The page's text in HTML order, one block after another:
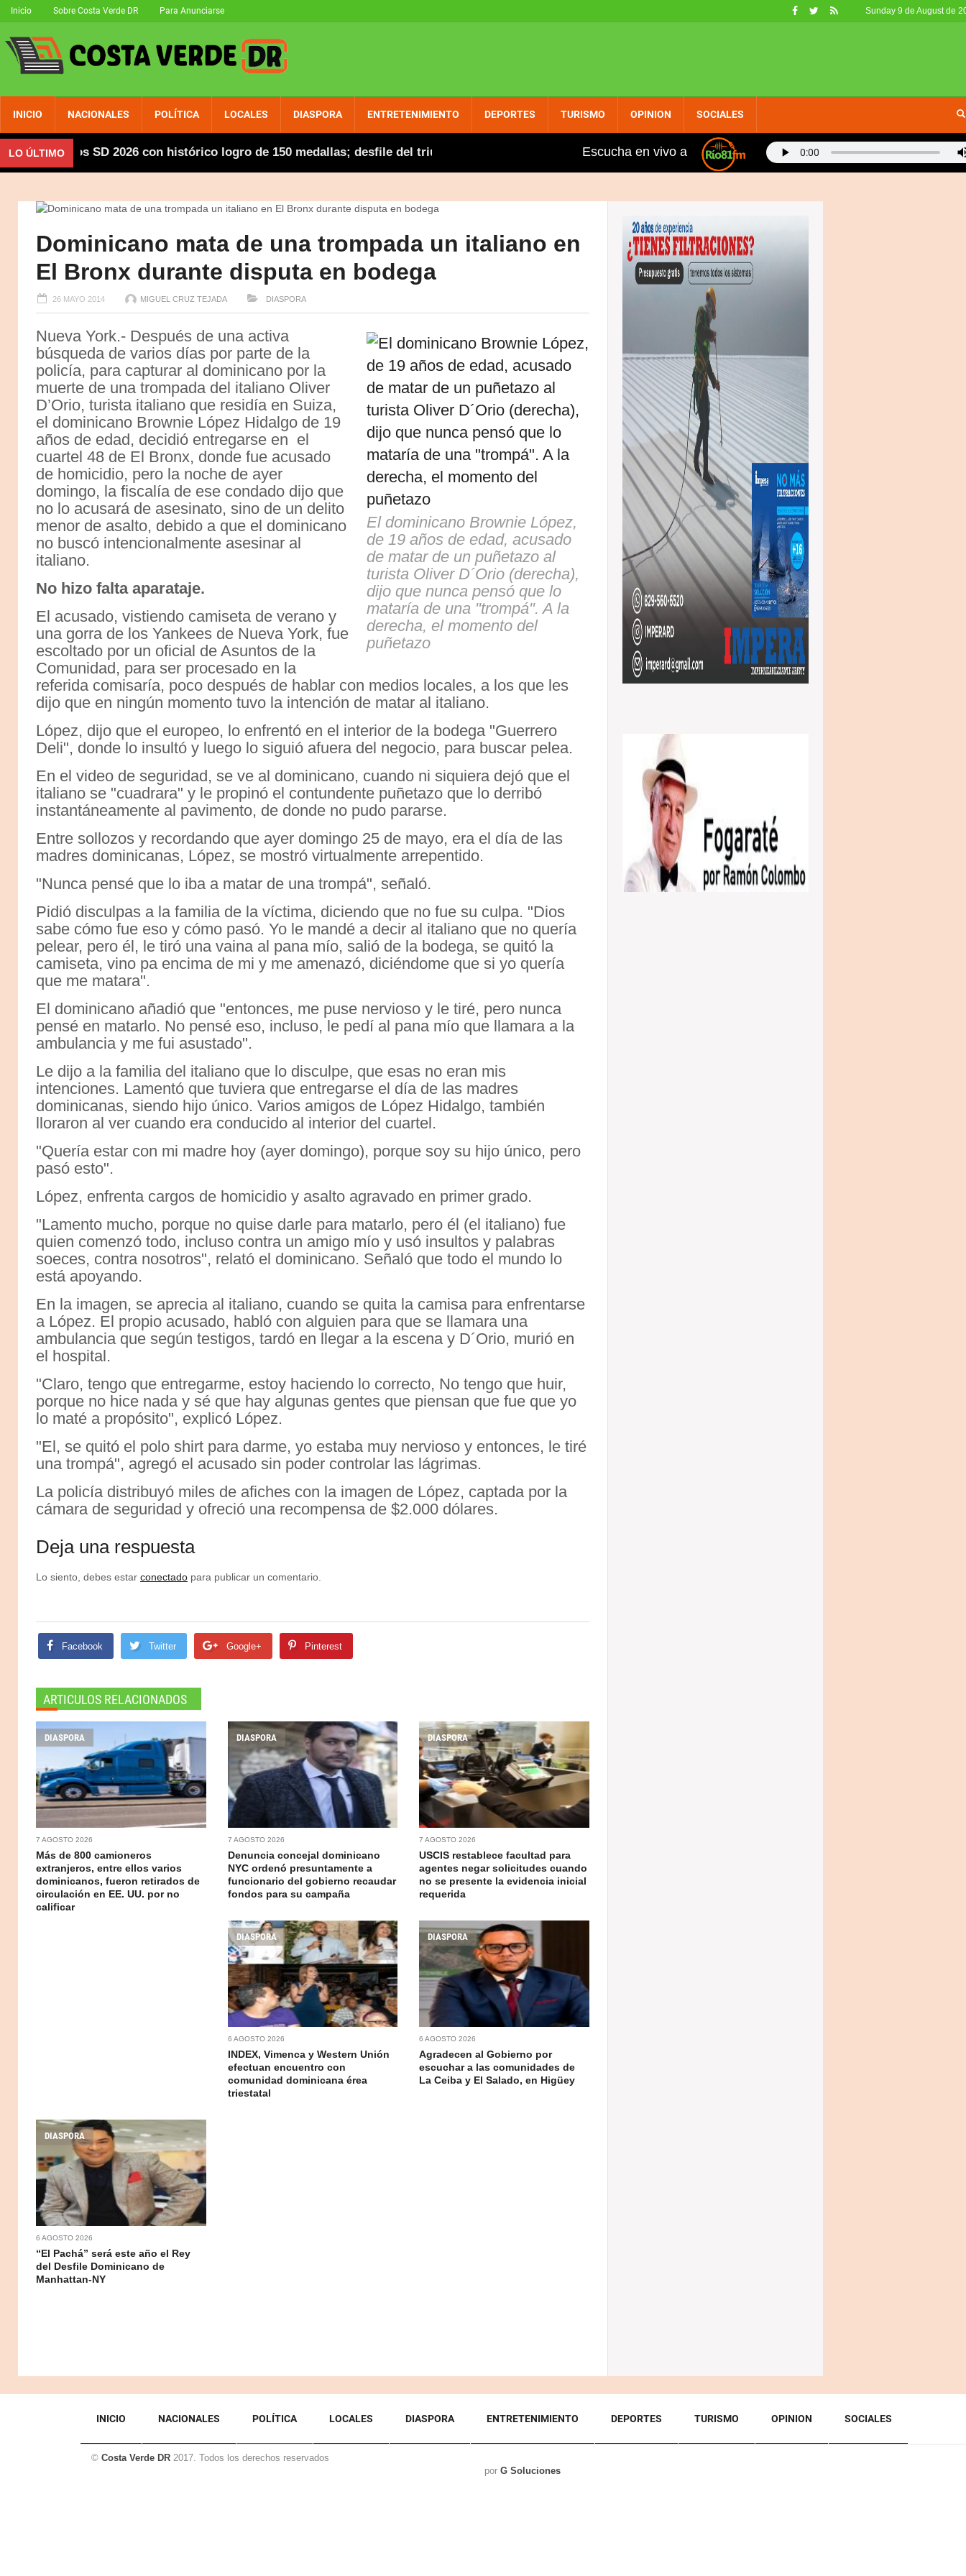
Sunday 9 de August de
Inicio Sobre Costa Verde DR Para Anunciarse
INICIO NACIONALES POLÍTICA LOCALES DIASPORA ENTRETENIMIENTO DEPORTES TURISMO OPINION SOCIALES
LO ÚLTIMOSD 2026 con histórico logro de 150 medallas; desfile del triunfo este domingo hasta el malecón La impugnación jurisdiccional de los reglamentos
Escucha en vivo a
Dominicano mata de una trompada un italiano en
El Bronx durante disputa en bodega
26 MAYO 2014 MIGUEL CRUZ TEJADA DIASPORA
El dominicano Brownie López,
de 19 años de edad, acusado
de matar de un puñetazo al
turista Oliver D´Orio (derecha),
dijo que nunca pensó que lo
mataría de una "trompá". A la
derecha, el momento del
puñetazo
Nueva York.- Después de una activa
búsqueda de varios días por parte de la
policía, para capturar al dominicano por la
muerte de una trompada del italiano Oliver
D’Orio, turista italiano que residía en Suiza,
el dominicano Brownie López Hidalgo de 19
años de edad, decidió entregarse en el
cuartel 48 de El Bronx, donde fue acusado
de homicidio, pero la noche de ayer
domingo, la fiscalía de ese condado dijo que
no lo acusará de asesinato, sino de un delito
menor de asalto, debido a que el dominicano
no buscó intencionalmente asesinar al
italiano.
No hizo falta aparataje.
El acusado, vistiendo camiseta de verano y
una gorra de los Yankees de Nueva York, fue
escoltado por un oficial de Asuntos de la
Comunidad, para ser procesado en la
referida comisaría, poco después de hablar con medios locales, a los que les
dijo que en ningún momento tuvo la intención de matar al italiano.
López, dijo que el europeo, lo enfrentó en el interior de la bodega "Guerrero
Deli", donde lo insultó y luego lo siguió afuera del negocio, para buscar pelea.
En el video de seguridad, se ve al dominicano, cuando ni siquiera dejó que el
italiano se "cuadrara" y le propinó el contundente puñetazo que lo derribó
instantáneamente al pavimento, de donde no pudo pararse.
Entre sollozos y recordando que ayer domingo 25 de mayo, era el día de las
madres dominicanas, López, se mostró virtualmente arrepentido.
"Nunca pensé que lo iba a matar de una trompá", señaló.
Pidió disculpas a la familia de la víctima, diciendo que no fue su culpa. "Dios
sabe cómo fue eso y cómo pasó. Yo le mandé a decir al italiano que no quería
pelear, pero él, le tiró una vaina al pana mío, salió de la bodega, se quitó la
camiseta, vino pa encima de mi y me amenazó, diciéndome que si yo quería
que me matara".
El dominicano añadió que "entonces, me puse nervioso y le tiré, pero nunca
pensé en matarlo. No pensé eso, incluso, le pedí al pana mío que llamara a la
ambulancia y me fui asustado".
Le dijo a la familia del italiano que lo disculpe, que esas no eran mis
intenciones. Lamentó que tuviera que entregarse el día de las madres
dominicanas, siendo hijo único. Varios amigos de López Hidalgo, también
lloraron al ver cuando era conducido al interior del cuartel.
"Quería estar con mi madre hoy (ayer domingo), porque soy su hijo único, pero
pasó esto".
López, enfrenta cargos de homicidio y asalto agravado en primer grado.
"Lamento mucho, porque no quise darle para matarlo, pero él (el italiano) fue
quien comenzó todo, incluso contra un amigo mío y usó insultos y palabras
soeces, contra nosotros", relató el dominicano. Señaló que todo el mundo lo
está apoyando.
En la imagen, se aprecia al italiano, cuando se quita la camisa para enfrentarse
a López. El propio acusado, habló con alguien para que se llamara una
ambulancia que según testigos, tardó en llegar a la escena y D´Orio, murió en
el hospital.
"Claro, tengo que entregarme, estoy haciendo lo correcto, No tengo que huir,
porque no hice nada y sé que hay algunas gentes que piensan que fue que yo
lo maté a propósito", explicó López.
"El, se quitó el polo shirt para darme, yo estaba muy nervioso y entonces, le tiré
una trompá", agregó el acusado sin poder controlar las lágrimas.
La policía distribuyó miles de afiches con la imagen de López, captada por la
cámara de seguridad y ofreció una recompensa de $2.000 dólares.
Deja una respuesta
Lo siento, debes estar conectado para publicar un comentario.
Facebook Twitter Google+ Pinterest
ARTICULOS RELACIONADOS
DIASPORA
7 AGOSTO 2026
Más de 800 camioneros
extranjeros, entre ellos varios
dominicanos, fueron retirados de
circulación en EE. UU. por no
calificar
DIASPORA
7 AGOSTO 2026
Denuncia concejal dominicano
NYC ordenó presuntamente a
funcionario del gobierno recaudar
fondos para su campaña
DIASPORA
7 AGOSTO 2026
USCIS restablece facultad para
agentes negar solicitudes cuando
no se presente la evidencia inicial
requerida
DIASPORA
6 AGOSTO 2026
INDEX, Vimenca y Western Unión
efectuan encuentro con
comunidad dominicana érea
triestatal
DIASPORA
6 AGOSTO 2026
Agradecen al Gobierno por
escuchar a las comunidades de
La Ceiba y El Salado, en Higüey
DIASPORA
6 AGOSTO 2026
“El Pachá” será este año el Rey
del Desfile Dominicano de
Manhattan-NY
INICIO NACIONALES POLÍTICA LOCALES DIASPORA ENTRETENIMIENTO DEPORTES TURISMO OPINION SOCIALES
© Costa Verde DR 2017. Todos los derechos reservados
por G Soluciones